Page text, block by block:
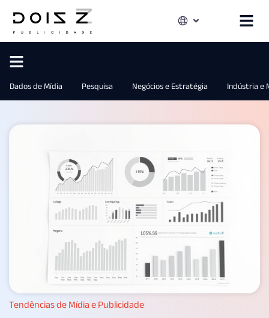
Dados de Mídia Pesquisa Negócios e Estratégia Indústria e
Tendências de Mídia e Publicidade